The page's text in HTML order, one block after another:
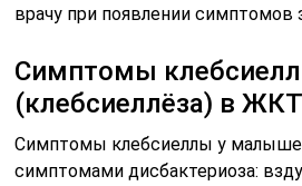
врачу при появлении симптомов
Симптомы
(клебсиеллёза) в
Симптомы клебсиеллы у
симптомами дисбактериоза: